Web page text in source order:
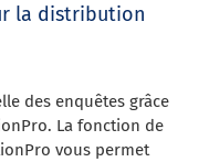
la distribution
des enquêtes grâce
La fonction de
vous permet